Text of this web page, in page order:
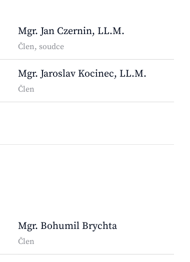
Mgr. Jan Czernin, LL.M.
Člen, soudce
Mgr. Jaroslav Kocinec, LL.M.
Člen
Mgr. Bohumil Brychta
Člen